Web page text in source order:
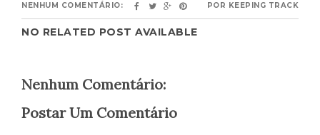
NENHUM COMENTÁRIO: POR KEEPING TRACK
NO RELATED POST AVAILABLE
Nenhum Comentário:
Postar Um Comentário